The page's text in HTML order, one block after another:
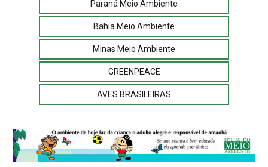
Paraná Meio Ambiente
Bahia Meio Ambiente
Minas Meio Ambiente
GREENPEACE
AVES BRASILEIRAS